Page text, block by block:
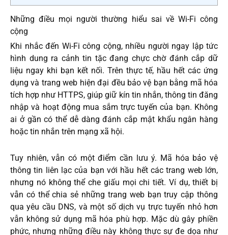
Những điều mọi người thường hiểu sai về Wi-Fi công
cộng
Khi nhắc đến Wi-Fi công cộng, nhiều người ngay lập tức
hình dung ra cảnh tin tặc đang chực chờ đánh cắp dữ
liệu ngay khi bạn kết nối. Trên thực tế, hầu hết các ứng
dụng và trang web hiện đại đều bảo vệ bạn bằng mã hóa
tích hợp như HTTPS, giúp giữ kín tin nhắn, thông tin đăng
nhập và hoạt động mua sắm trực tuyến của bạn. Không
ai ở gần có thể dễ dàng đánh cắp mật khẩu ngân hàng
hoặc tin nhắn trên mạng xã hội.
Tuy nhiên, vẫn có một điểm cần lưu ý. Mã hóa bảo vệ
thông tin liên lạc của bạn với hầu hết các trang web lớn,
nhưng nó không thể che giấu mọi chi tiết. Ví dụ, thiết bị
vẫn có thể chia sẻ những trang web bạn truy cập thông
qua yêu cầu DNS, và một số dịch vụ trực tuyến nhỏ hơn
vẫn không sử dụng mã hóa phù hợp. Mặc dù gây phiền
phức, nhưng những điều này không thực sự đe dọa như